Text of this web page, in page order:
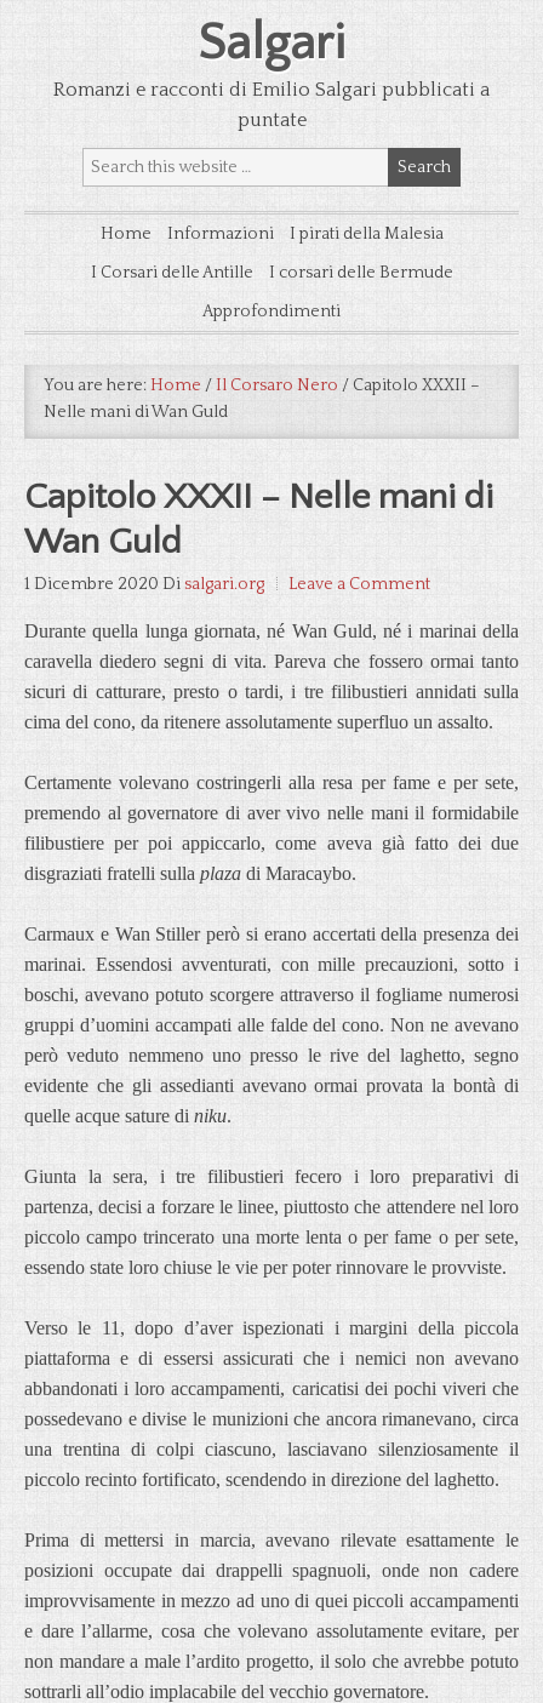
Salgari
Romanzi e racconti di Emilio Salgari pubblicati a
puntate
Home Informazioni
I pirati della Malesia
I Corsari delle Antille
I corsari delle Bermude
Approfondimenti
You are here: Home /Il Corsaro Nero / Capitolo XXXII –
Nelle mani di Wan Guld
Capitolo XXXII – Nelle mani di
Wan Guld
1 Dicembre 2020 Di salgari.org Leave a Comment
Durante quella lunga giornata, né Wan Guld, né i marinai della
caravella diedero segni di vita. Pareva che fossero ormai tanto
sicuri di catturare, presto o tardi, i tre filibustieri annidati sulla
cima del cono, da ritenere assolutamente superfluo un assalto.
Certamente volevano costringerli alla resa per fame e per sete,
premendo al governatore di aver vivo nelle mani il formidabile
filibustiere per poi appiccarlo, come aveva già fatto dei due
disgraziati fratelli sulla plaza di Maracaybo.
Carmaux e Wan Stiller però si erano accertati della presenza dei
marinai. Essendosi avventurati, con mille precauzioni, sotto i
boschi, avevano potuto scorgere attraverso il fogliame numerosi
gruppi d’uomini accampati alle falde del cono. Non ne avevano
però veduto nemmeno uno presso le rive del laghetto, segno
evidente che gli assedianti avevano ormai provata la bontà di
quelle acque sature di niku.
Giunta la sera, i tre filibustieri fecero i loro preparativi di
partenza, decisi a forzare le linee, piuttosto che attendere nel loro
piccolo campo trincerato una morte lenta o per fame o per sete,
essendo state loro chiuse le vie per poter rinnovare le provviste.
Verso le 11, dopo d’aver ispezionati i margini della piccola
piattaforma e di essersi assicurati che i nemici non avevano
abbandonati i loro accampamenti, caricatisi dei pochi viveri che
possedevano e divise le munizioni che ancora rimanevano, circa
una trentina di colpi ciascuno, lasciavano silenziosamente il
piccolo recinto fortificato, scendendo in direzione del laghetto.
Prima di mettersi in marcia, avevano rilevate esattamente le
posizioni occupate dai drappelli spagnuoli, onde non cadere
improvvisamente in mezzo ad uno di quei piccoli accampamenti
e dare l’allarme, cosa che volevano assolutamente evitare, per
non mandare a male l’ardito progetto, il solo che avrebbe potuto
sottrarli all’odio implacabile del vecchio governatore.